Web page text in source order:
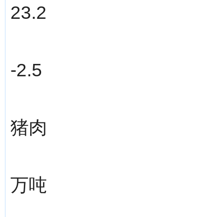
23.2
-2.5
猪肉
万吨